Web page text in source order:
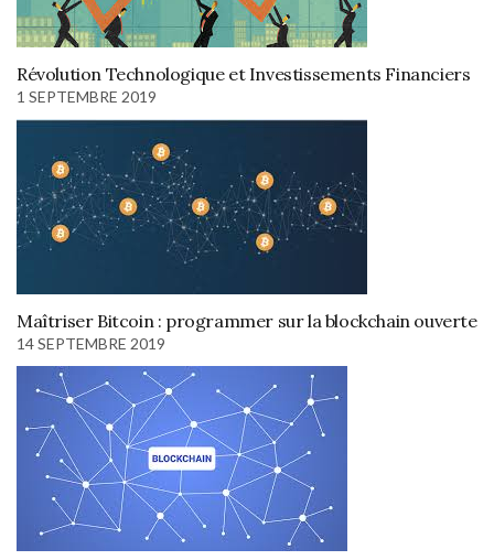
Révolution Technologique et Investissements Financiers
1 SEPTEMBRE 2019
Maîtriser Bitcoin : programmer sur la blockchain ouverte
14 SEPTEMBRE 2019